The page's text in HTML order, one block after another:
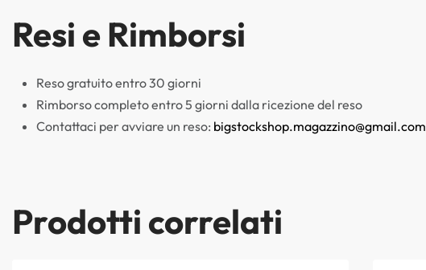
Resi e Rimborsi
Reso gratuito entro 30 giorni
Rimborso completo entro 5 giorni dalla ricezione del reso
Contattaci per avviare un reso: bigstockshop.magazzino@gmail.com
Prodotti correlati